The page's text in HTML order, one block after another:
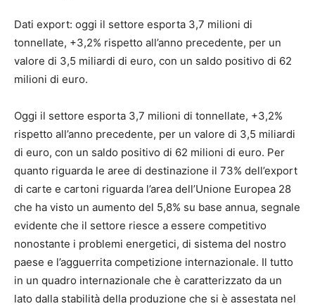
Dati export: oggi il settore esporta 3,7 milioni di
tonnellate, +3,2% rispetto all’anno precedente, per un
valore di 3,5 miliardi di euro, con un saldo positivo di 62
milioni di euro.
Oggi il settore esporta 3,7 milioni di tonnellate, +3,2%
rispetto all’anno precedente, per un valore di 3,5 miliardi
di euro, con un saldo positivo di 62 milioni di euro. Per
quanto riguarda le aree di destinazione il 73% dell’export
di carte e cartoni riguarda l’area dell’Unione Europea 28
che ha visto un aumento del 5,8% su base annua, segnale
evidente che il settore riesce a essere competitivo
nonostante i problemi energetici, di sistema del nostro
paese e l’agguerrita competizione internazionale. Il tutto
in un quadro internazionale che è caratterizzato da un
lato dalla stabilità della produzione che si è assestata nel